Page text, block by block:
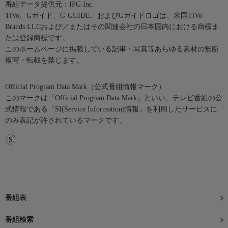
番組データ提供元：IPG Inc.
TiVo、Gガイド、G-GUIDE、およびGガイドロゴは、米国TiVo
Brands LLCおよび／またはその関連会社の日本国内における商標ま
たは登録商標です。
このホームページに掲載している記事・写真等あらゆる素材の無断
複写・転載を禁じます。
Official Program Data Mark（公式番組情報マーク）
このマークは「Official Program Data Mark」といい、テレビ番組の公
式情報である「SI(Service Information)情報」を利用したサービスに
のみ表記が許されているマークです。
番組表
番組検索